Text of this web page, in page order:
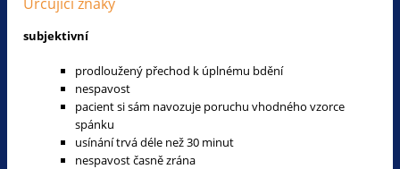
subjektivní
prodloužený přechod k úplnému bdění
nespavost
pacient si sám navozuje poruchu vhodného vzorce
spánku
usínání trvá déle než 30 minut
nespavost časně zrána